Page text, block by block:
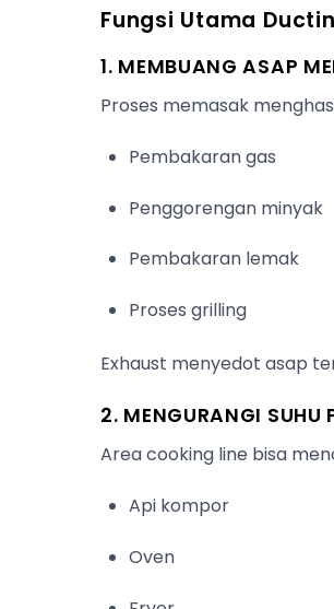
Fungsi Utama
1. MEMBUANG ASAP
Proses memasak
Pembakaran gas
Penggorengan minyak
Pembakaran lemak
Proses grilling
Exhaust menyedot asap
2. MENGURANGI SUHU
Area cooking line bisa
Api kompor
Oven